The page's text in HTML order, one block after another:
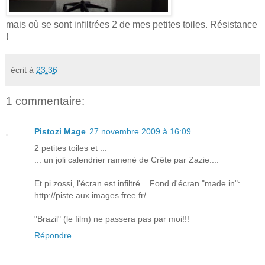
mais où se sont infiltrées 2 de mes petites toiles. Résistance
!
écrit à 23:36
1 commentaire:
Pistozi Mage 27 novembre 2009 à 16:09
2 petites toiles et ...
... un joli calendrier ramené de Crête par Zazie....
Et pi zossi, l'écran est infiltré... Fond d'écran "made in":
http://piste.aux.images.free.fr/
"Brazil" (le film) ne passera pas par moi!!!
Répondre